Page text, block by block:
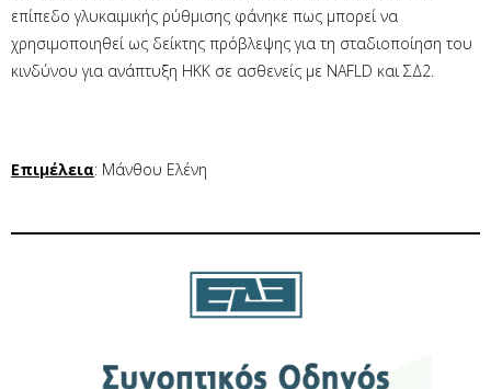
επίπεδο γλυκαιμικής ρύθμισης φάνηκε πως μπορεί να
χρησιμοποιηθεί ως δείκτης πρόβλεψης για τη σταδιοποίηση του
κινδύνου για ανάπτυξη ΗΚΚ σε ασθενείς με NAFLD και ΣΔ2.
Επιμέλεια: Μάνθου Ελένη